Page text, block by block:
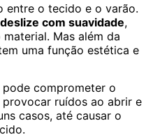
entre o tecido e o varão.
com suavidade,
Mas além da
uma função estética e
comprometer o
ruídos ao abrir e
casos, até causar o